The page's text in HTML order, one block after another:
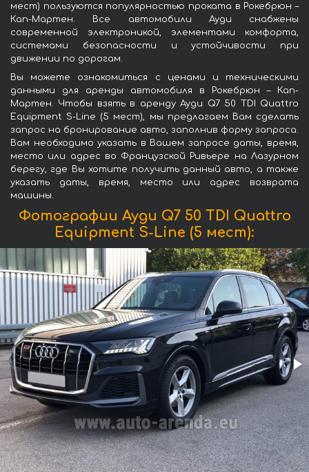
мест) пользуются популярностью проката в Рокебрюн –
Кап-Мартен. Все автомобили Ауди снабжены
современной электроникой, элементами комфорта,
системами безопасности и устойчивости при
движении по дорогам.
Вы можете ознакомиться с ценами и техническими
данными для аренды автомобиля в Рокебрюн – Кап-
Мартен. Чтобы взять в аренду Ауди Q7 50 TDI Quattro
Equipment S-Line (5 мест), мы предлагаем Вам сделать
запрос на бронирование авто, заполнив форму запроса.
Вам необходимо указать в Вашем запросе даты, время,
место или адрес во Французской Ривьере на Лазурном
берегу, где Вы хотите получить данный авто, а также
указать даты, время, место или адрес возврата
машины.
Фотографии Ауди Q7 50 TDI Quattro
Equipment S-Line (5 мест):